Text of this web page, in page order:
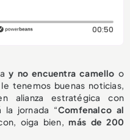
0 segundos 00:50
y no encuentra camello o
tenemos buenas noticias,
alianza estratégica con
la jornada “Comfenalco al
oiga bien,más de 200